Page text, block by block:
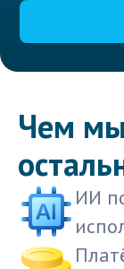
Чем
ИИ